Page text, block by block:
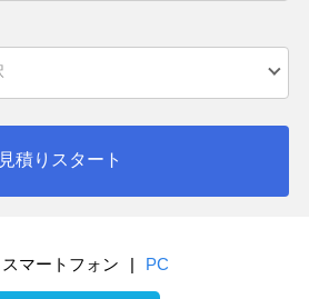
見積りスタート
スマートフォン | PC